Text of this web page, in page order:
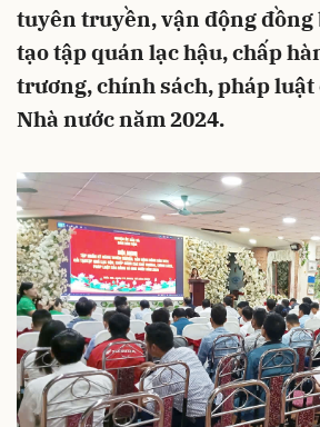
tuyên truyền, vận động đồng
tạo tập quán lạc hậu, chấp
trương, chính sách, pháp luật
Nhà nước năm 2024.